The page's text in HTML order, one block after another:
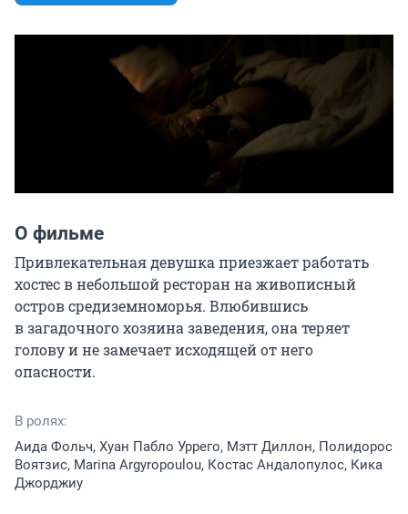
О фильме
Привлекательная девушка приезжает работать
хостес в небольшой ресторан на живописный
остров средиземноморья. Влюбившись
в загадочного хозяина заведения, она теряет
голову и не замечает исходящей от него
опасности.
В ролях:
Аида Фольч, Хуан Пабло Уррего, Мэтт Диллон, Полидорос
Воятзис, Marina Argyropoulou, Костас Андалопулос, Кика
Джорджиу